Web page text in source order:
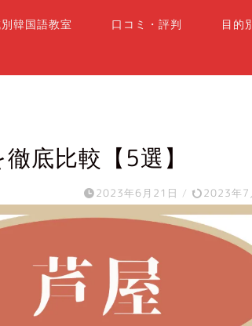
韓国語教室 口コミ・評判 目的
底比較【5選】
2023年6月21日 / 2023年7